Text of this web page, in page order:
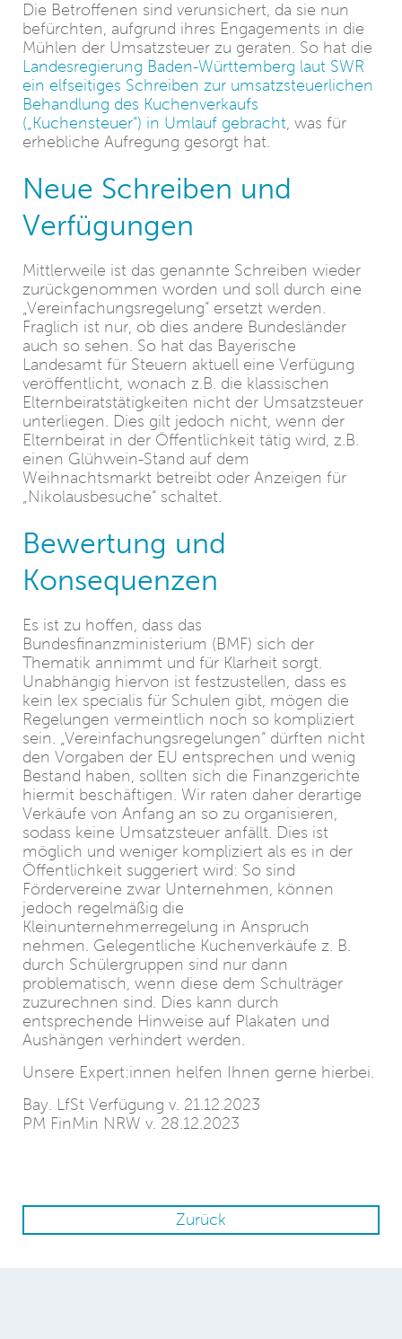
Die Betroffenen sind verunsichert, da sie nun
befürchten, aufgrund ihres Engagements in die
Mühlen der Umsatzsteuer zu geraten. So hat die
Landesregierung Baden-Württemberg laut SWR
ein elfseitiges Schreiben zur umsatzsteuerlichen
Behandlung des Kuchenverkaufs
(„Kuchensteuer“) in Umlauf gebracht, was für
erhebliche Aufregung gesorgt hat.
Neue Schreiben und
Verfügungen
Mittlerweile ist das genannte Schreiben wieder
zurückgenommen worden und soll durch eine
„Vereinfachungsregelung“ ersetzt werden.
Fraglich ist nur, ob dies andere Bundesländer
auch so sehen. So hat das Bayerische
Landesamt für Steuern aktuell eine Verfügung
veröffentlicht, wonach z.B. die klassischen
Elternbeiratstätigkeiten nicht der Umsatzsteuer
unterliegen. Dies gilt jedoch nicht, wenn der
Elternbeirat in der Öffentlichkeit tätig wird, z.B.
einen Glühwein-Stand auf dem
Weihnachtsmarkt betreibt oder Anzeigen für
„Nikolausbesuche“ schaltet.
Bewertung und
Konsequenzen
Es ist zu hoffen, dass das
Bundesfinanzministerium (BMF) sich der
Thematik annimmt und für Klarheit sorgt.
Unabhängig hiervon ist festzustellen, dass es
kein lex specialis für Schulen gibt, mögen die
Regelungen vermeintlich noch so kompliziert
sein. „Vereinfachungsregelungen“ dürften nicht
den Vorgaben der EU entsprechen und wenig
Bestand haben, sollten sich die Finanzgerichte
hiermit beschäftigen. Wir raten daher derartige
Verkäufe von Anfang an so zu organisieren,
sodass keine Umsatzsteuer anfällt. Dies ist
möglich und weniger kompliziert als es in der
Öffentlichkeit suggeriert wird: So sind
Fördervereine zwar Unternehmen, können
jedoch regelmäßig die
Kleinunternehmerregelung in Anspruch
nehmen. Gelegentliche Kuchenverkäufe z. B.
durch Schülergruppen sind nur dann
problematisch, wenn diese dem Schulträger
zuzurechnen sind. Dies kann durch
entsprechende Hinweise auf Plakaten und
Aushängen verhindert werden.
Unsere Expert:innen helfen Ihnen gerne hierbei.
Bay. LfSt Verfügung v. 21.12.2023
PM FinMin NRW v. 28.12.2023
Zurück